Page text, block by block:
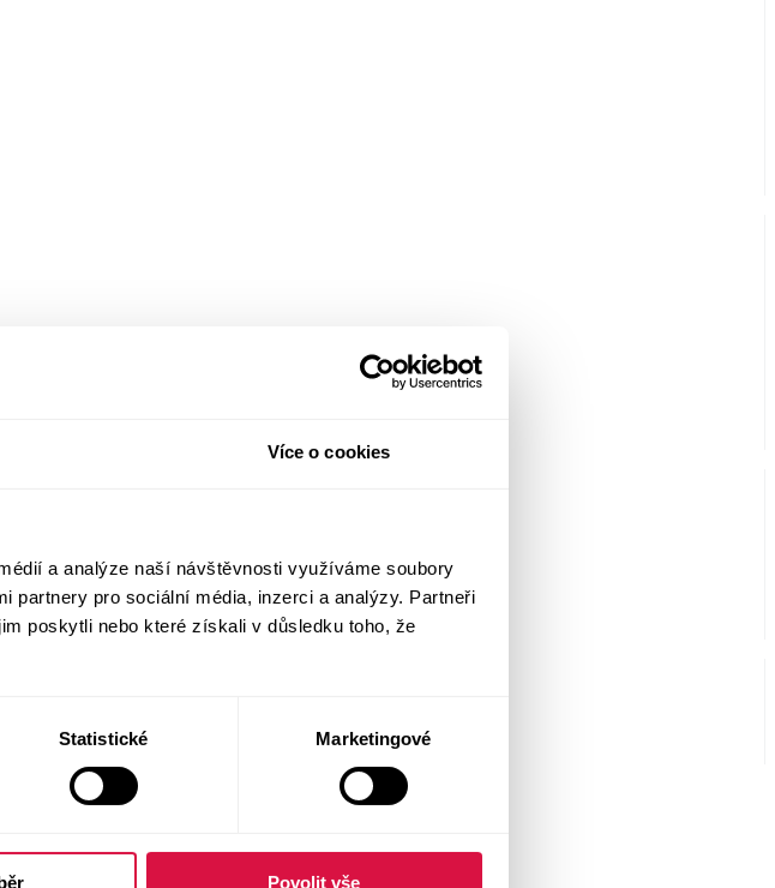
Více o cookies
a analýze naší návštěvnosti využíváme soubory
partnery pro sociální média, inzerci a analýzy. Partneři
poskytli nebo které získali v důsledku toho, že
Statistické Marketingové
Povolit vše